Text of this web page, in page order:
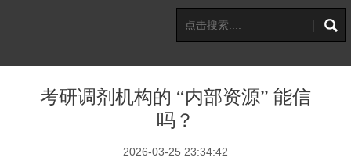
考研调剂机构的 “内部资源” 能信
吗？
2026-03-25 23:34:42